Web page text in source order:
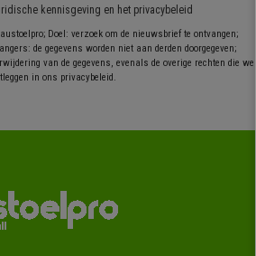
kennisgeving en het privacybeleid
Doel: verzoek om de nieuwsbrief te ontvangen;
de gegevens worden niet aan derden doorgegeven;
van de gegevens, evenals de overige rechten die we
in ons privacybeleid.